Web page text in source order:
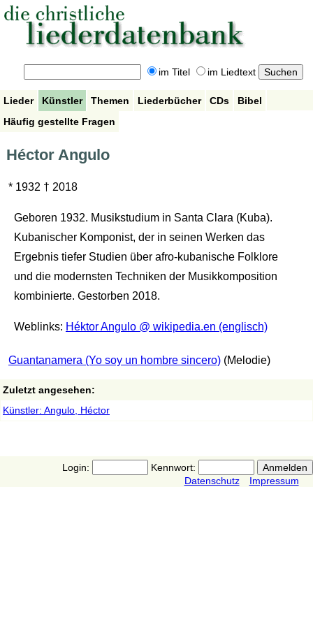
im Titel im Liedtext
Lieder Künstler Themen Liederbücher CDs
Bibel
Häufig gestellte Fragen
Héctor Angulo
* 1932 † 2018
Geboren 1932. Musikstudium in Santa Clara (Kuba).
Kubanischer Komponist, der in seinen Werken das
Ergebnis tiefer Studien über afro-kubanische Folklore
und die modernsten Techniken der Musikkomposition
kombinierte. Gestorben 2018.
Weblinks: Héktor Angulo @ wikipedia.en (englisch)
Guantanamera (Yo soy un hombre sincero) (Melodie)
Zuletzt angesehen:
Künstler: Angulo, Héctor
Login:
Kennwort:
Datenschutz
Impressum